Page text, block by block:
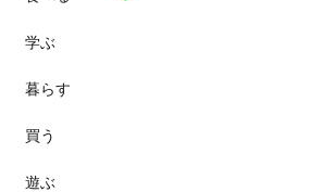
パン
スイーツ
ランチ
カフェ
学ぶ
暮らす
買う
遊ぶ